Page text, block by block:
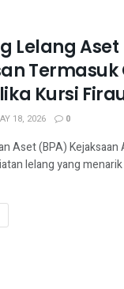
Lelang Aset
Termasuk
Kursi
18, 2026 0
Aset (BPA) Kejaksaan
lelang yang